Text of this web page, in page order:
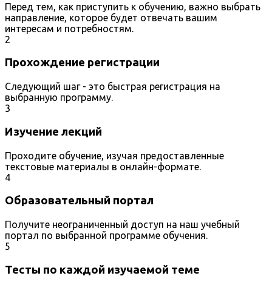
Перед тем, как приступить к обучению, важно выбрать
направление, которое будет отвечать вашим
интересам и потребностям.
2
Прохождение регистрации
Следующий шаг - это быстрая регистрация на
выбранную программу.
3
Изучение лекций
Проходите обучение, изучая предоставленные
текстовые материалы в онлайн-формате.
4
Образовательный портал
Получите неограниченный доступ на наш учебный
портал по выбранной программе обучения.
5
Тесты по каждой изучаемой теме